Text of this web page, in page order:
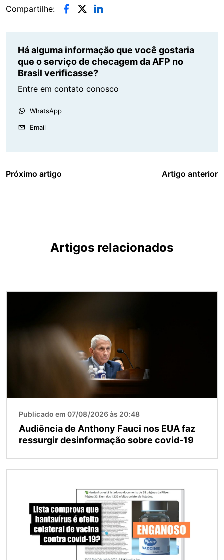
Compartilhe:
Há alguma informação que você gostaria
que o serviço de checagem da AFP no
Brasil verificasse?
Entre em contato conosco
WhatsApp
Email
Próximo artigo Artigo anterior
Artigos relacionados
Publicado em 07/08/2026 às 20:48
Audiência de Anthony Fauci nos EUA faz
ressurgir desinformação sobre covid-19